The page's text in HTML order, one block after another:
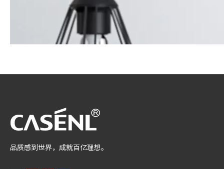
品质感到世界，成就百亿理想。